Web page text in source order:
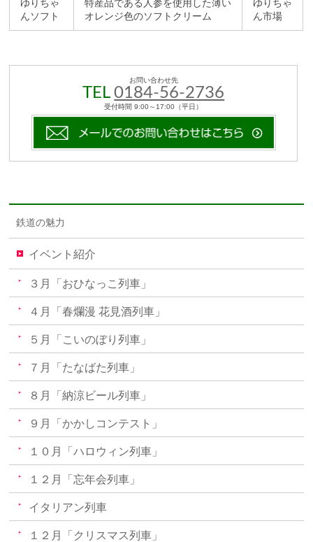
ゆりちゃ
んソフト
特産品である人参を使用した薄い
オレンジ色のソフトクリーム
ゆりちゃ
ん市場
お問い合わせ先
TEL0184-56-2736
受付時間 9:00～17:00（平日）
鉄道の魅力
イベント紹介
３月「おひなっこ列車」
４月「春爛漫 花見酒列車」
５月「こいのぼり列車」
７月「たなばた列車」
８月「納涼ビール列車」
９月「かかしコンテスト」
１０月「ハロウィン列車」
１２月「忘年会列車」
イタリアン列車
１２月「クリスマス列車」